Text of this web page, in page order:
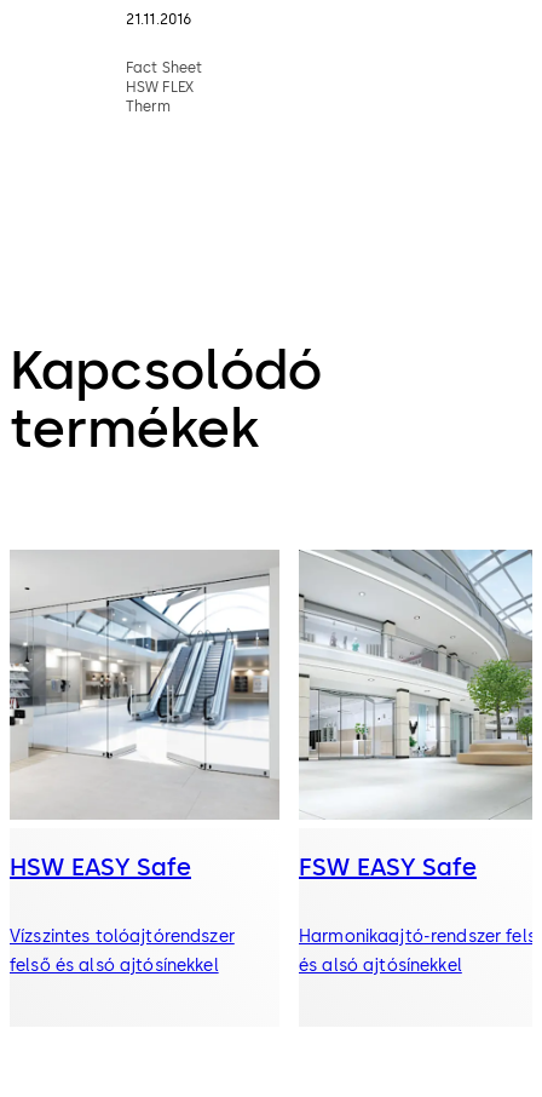
21.11.2016
Fact Sheet
HSW FLEX
Therm
Kapcsolódó
termékek
HSW EASY Safe
Vízszintes tolóajtórendszer
felső és alsó ajtósínekkel
FSW EASY Safe
Harmonikaajtó-rendszer
és alsó ajtósínekkel